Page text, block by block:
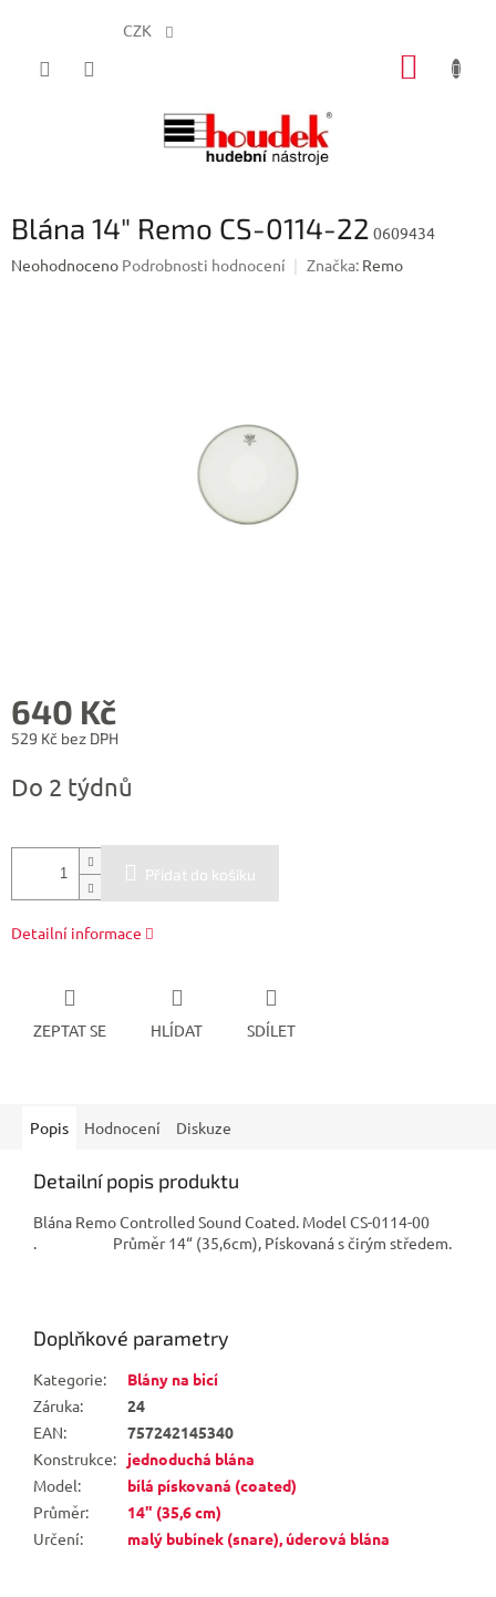
CZK
Blána 14" Remo CS-0114-22 0609434
Průměrné
Neohodnoceno Podrobnosti hodnocení Značka: Remo
640 Kč
529 Kč bez DPH
cena:
Do 2 týdnů
Přidat do košíku
Detailní informace
ZEPTAT SE HLÍDAT SDÍLET
Popis Hodnocení Diskuze
Detailní popis produktu
Blána Remo Controlled Sound Coated. Model CS-0114-00
. Průměr 14“ (35,6cm), Pískovaná s čirým středem.
Doplňkové parametry
Kategorie:
Blány na bicí
Záruka:
24
EAN:
757242145340
Konstrukce:
jednoduchá blána
Model:
bílá pískovaná (coated)
Průměr:
14" (35,6 cm)
Určení: malý bubínek (snare), úderová blána